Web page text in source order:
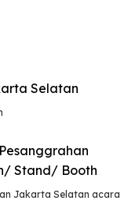
Jakarta Selatan acara